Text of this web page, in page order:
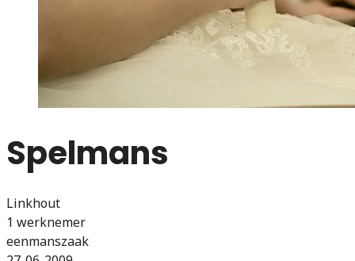
Spelmans
Linkhout
1 werknemer
eenmanszaak